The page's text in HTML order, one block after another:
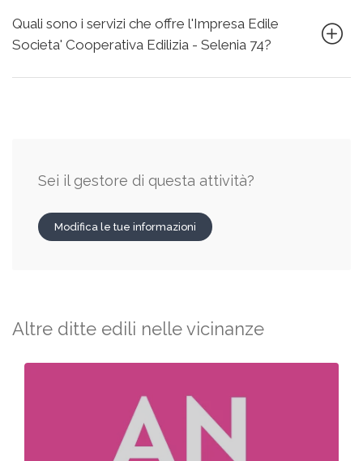
Quali sono i servizi che offre l'Impresa Edile
Societa' Cooperativa Edilizia - Selenia 74?
Sei il gestore di questa attività?
Modifica le tue informazioni
Altre ditte edili nelle vicinanze